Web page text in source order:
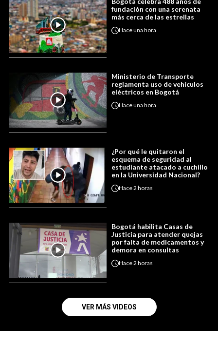
fundación con una serenata
más cerca de las estrellas
Haceuna hora
Ministerio de Transporte
reglamenta uso de vehículos
eléctricos en Bogotá
Haceuna hora
¿Por qué le quitaron el
esquema de seguridad al
estudiante atacado a cuchillo
en la Universidad Nacional?
Hace2 horas
Bogotá habilita Casas de
Justicia para atender quejas
por falta de medicamentos y
demora en consultas
Hace2 horas
VER MÁS VIDEOS